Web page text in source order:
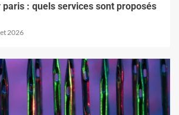
: quels services sont proposés
2026